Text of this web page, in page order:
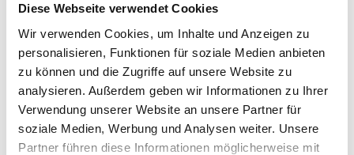
Diese Webseite verwendet Cookies
Wir verwenden Cookies, um Inhalte und Anzeigen zu
personalisieren, Funktionen für soziale Medien anbieten
zu können und die Zugriffe auf unsere Website zu
analysieren. Außerdem geben wir Informationen zu Ihrer
Verwendung unserer Website an unsere Partner für
soziale Medien, Werbung und Analysen weiter. Unsere
Partner führen diese Informationen möglicherweise mit
Stangen (42,71 Sekunden). Die 21-Jährige, die in den
Niederlanden im Stall Hendrix trainiert, konnte in Balve
einen weiteren großen Erfolg feiern: Sie sicherte sich die
Silbermedaille bei den Deutschen Meisterschaften der
Damen. Auch Laura Hinkmann (Hamm) und Cordynox
sind im Finale des Springpokals dabei. Sie wurden
Fünfte mit einem Strafpunkt im Umlauf (79,04